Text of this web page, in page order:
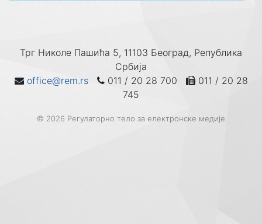
Трг Николе Пашића 5, 11103 Београд, Република
Србија
office@rem.rs
011 / 20 28 700
011 / 20 28
745
© 2026 Регулаторно тело за електронске медије